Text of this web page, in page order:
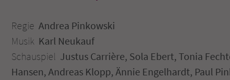
Regie Andrea Pinkowski
Musik Karl Neukauf
Schauspiel Justus Carrière, Sola Ebert, Tonia
Hansen, Andreas Klopp, Ännie Engelhardt, Paul